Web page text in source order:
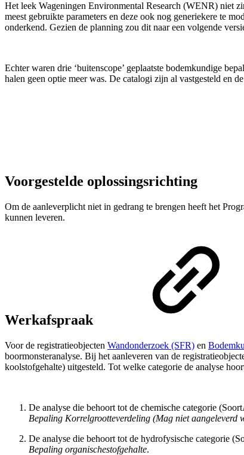
Het leek Wageningen Environmental Research (WENR) niet
meest gebruikte parameters en deze ook nog generiekere te
onderkend. Gezien de planning zou dit naar een volgende
Echter waren drie ‘buitenscope’ geplaatste bodemkundige
halen geen optie meer was. De catalogi zijn al vastgesteld en
Voorgestelde oplossingsrichting
Om de aanleverplicht niet in gedrang te brengen heeft het
kunnen leveren.
Werkafspraak
Voor de registratieobjecten Wandonderzoek (SFR) en
boormonsteranalyse. Bij het aanleveren van de
koolstofgehalte) uitgesteld. Tot welke categorie de analyse
De analyse die behoort tot de chemische categorie
Bepaling Korrelgrootteverdeling (Mag niet aangeleverd
De analyse die behoort tot de hydrofysische categorie
Bepaling organischestofgehalte.